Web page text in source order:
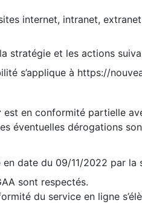
internet, intranet,
stratégie et les actions
s’applique à https://
est en conformité partielle
éventuelles dérogations
en date du 09/11/2022 par
sont respectés.
du service en ligne